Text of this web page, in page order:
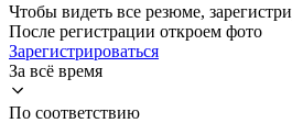
Чтобы видеть все резюме,
После регистрации откроем фото
Зарегистрироваться
За всё время
По соответствию